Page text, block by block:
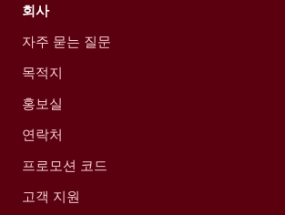
회사
자주 묻는 질문
목적지
홍보실
연락처
프로모션 코드
고객 지원